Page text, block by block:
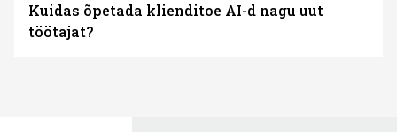
Kuidas õpetada klienditoe AI-d nagu uut
töötajat?